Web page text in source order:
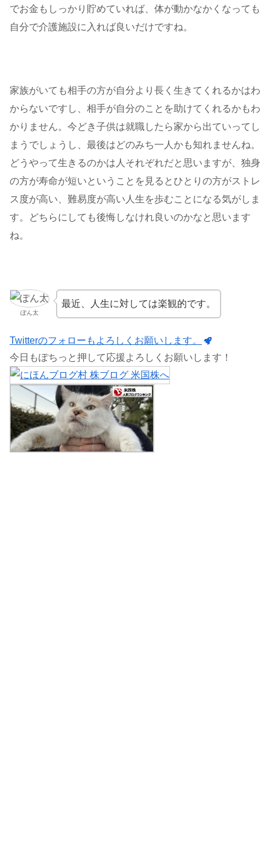
でお金もしっかり貯めていれば、体が動かなかくなっても
自分で介護施設に入れば良いだけですね。
家族がいても相手の方が自分より長く生きてくれるかはわ
からないですし、相手が自分のことを助けてくれるかもわ
かりません。今どき子供は就職したら家から出ていってし
まうでしょうし、最後はどのみち一人かも知れませんね。
どうやって生きるのかは人それぞれだと思いますが、独身
の方が寿命が短いということを見るとひとりの方がストレ
ス度が高い、難易度が高い人生を歩むことになる気がしま
す。どちらにしても後悔しなけれ良いのかなと思います
ね。
ぽん太
最近、人生に対しては楽観的です。
Twitterのフォローもよろしくお願いします。
今日もぽちっと押して応援よろしくお願いします！